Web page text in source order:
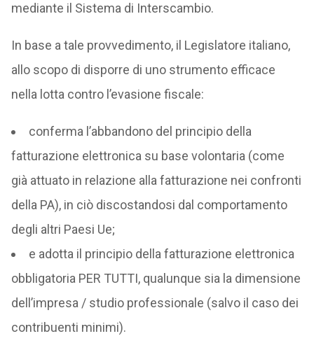
mediante il Sistema di Interscambio.
In base a tale provvedimento, il Legislatore italiano,
allo scopo di disporre di uno strumento efficace
nella lotta contro l’evasione fiscale:
conferma l’abbandono del principio della
fatturazione elettronica su base volontaria (come
già attuato in relazione alla fatturazione nei confronti
della PA), in ciò discostandosi dal comportamento
degli altri Paesi Ue;
e adotta il principio della fatturazione elettronica
obbligatoria PER TUTTI, qualunque sia la dimensione
dell’impresa / studio professionale (salvo il caso dei
contribuenti minimi).